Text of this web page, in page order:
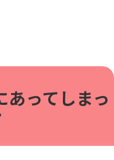
あってしまっ